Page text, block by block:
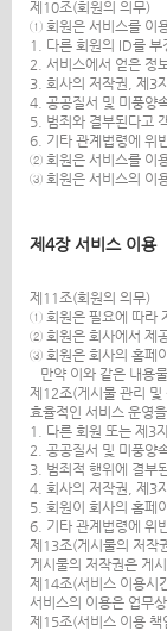
제10조(회원의 의무)
① 회원은 서비스를 이
1. 다른 회원의 ID를 부
2. 서비스에서 얻은 정
3. 회사의 저작권, 제3
4. 공공질서 및 미풍양
5. 범죄와 결부된다고
6. 기타 관계법령에 위
② 회원은 서비스를 이
③ 회원은 서비스의 이
제4장 서비스 이용
제11조(회원의 의무)
① 회원은 필요에 따라
② 회원은 회사에서 제
③ 회원은 회사의 홈페
만약 이와 같은 내용
제12조(게시물 관리 및
효율적인 서비스 운영
1. 다른 회원 또는 제3
2. 공공질서 및 미풍양
3. 범죄적 행위에 결부
4. 회사의 저작권, 제3
5. 회원이 회사의 홈페
6. 기타 관계법령에 위
제13조(게시물의 저작
게시물의 저작권은 게
제14조(서비스 이용시
서비스의 이용은 업무
제15조(서비스 이용 책